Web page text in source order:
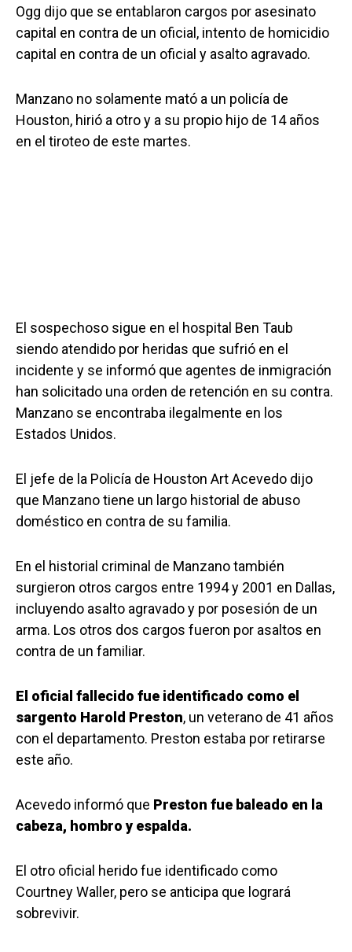
Ogg dijo que se entablaron cargos por asesinato
capital en contra de un oficial, intento de homicidio
capital en contra de un oficial y asalto agravado.
Manzano no solamente mató a un policía de
Houston, hirió a otro y a su propio hijo de 14 años
en el tiroteo de este martes.
El sospechoso sigue en el hospital Ben Taub
siendo atendido por heridas que sufrió en el
incidente y se informó que agentes de inmigración
han solicitado una orden de retención en su contra.
Manzano se encontraba ilegalmente en los
Estados Unidos.
El jefe de la Policía de Houston Art Acevedo dijo
que Manzano tiene un largo historial de abuso
doméstico en contra de su familia.
En el historial criminal de Manzano también
surgieron otros cargos entre 1994 y 2001 en Dallas,
incluyendo asalto agravado y por posesión de un
arma. Los otros dos cargos fueron por asaltos en
contra de un familiar.
El oficial fallecido fue identificado como el
sargento Harold Preston, un veterano de 41 años
con el departamento. Preston estaba por retirarse
este año.
Acevedo informó que Preston fue baleado en la
cabeza, hombro y espalda.
El otro oficial herido fue identificado como
Courtney Waller, pero se anticipa que logrará
sobrevivir.